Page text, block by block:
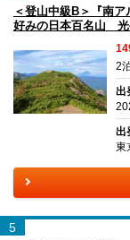
＜登山中級B＞『南
好みの日本百名山 光
2
出
出
東
5